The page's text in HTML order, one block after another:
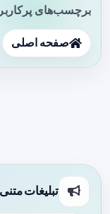
برچسب‌های
صفحه اصلی
تبلیغات متنی